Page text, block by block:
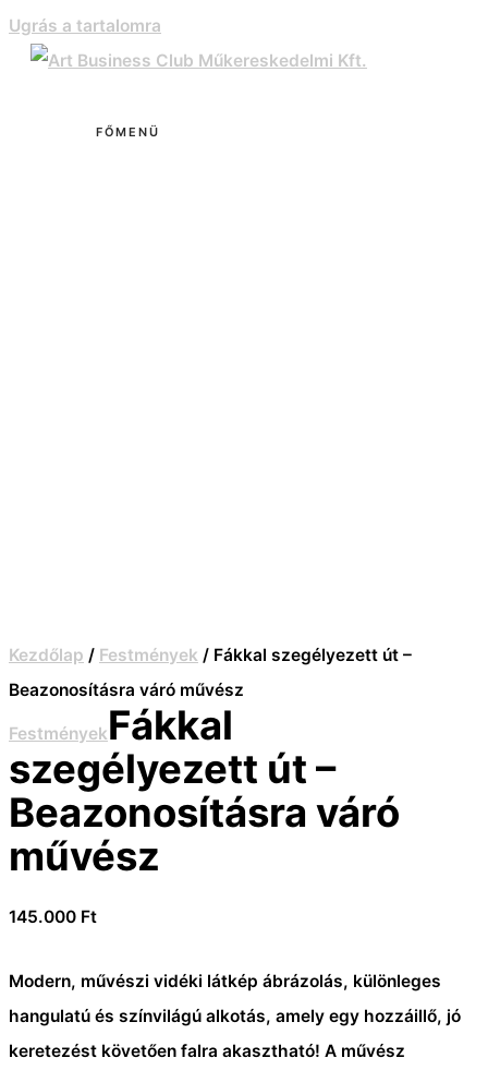
Ugrás a tartalomra
FŐMENÜ
Kezdőlap / Festmények / Fákkal szegélyezett út –
Beazonosításra váró művész
FestményekFákkal
szegélyezett út –
Beazonosításra váró
művész
145.000 Ft
Modern, művészi vidéki látkép ábrázolás, különleges
hangulatú és színvilágú alkotás, amely egy hozzáillő, jó
keretezést követően falra akasztható! A művész